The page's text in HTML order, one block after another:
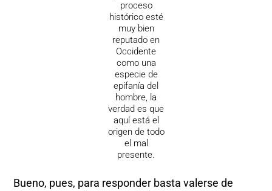
proceso
histórico esté
muy bien
reputado en
Occidente
como una
especie de
epifanía del
hombre, la
verdad es que
aquí está el
origen de todo
el mal
presente.
Bueno, pues, para responder basta valerse de